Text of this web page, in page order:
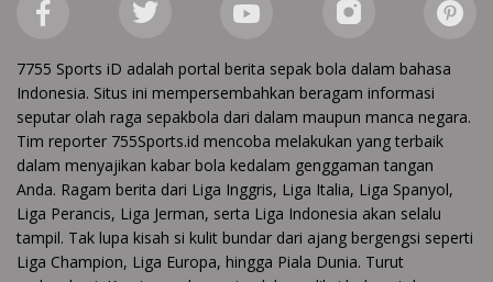
7755 Sports iD adalah portal berita sepak bola dalam bahasa
Indonesia. Situs ini mempersembahkan beragam informasi
seputar olah raga sepakbola dari dalam maupun manca negara.
Tim reporter 755Sports.id mencoba melakukan yang terbaik
dalam menyajikan kabar bola kedalam genggaman tangan
Anda. Ragam berita dari Liga Inggris, Liga Italia, Liga Spanyol,
Liga Perancis, Liga Jerman, serta Liga Indonesia akan selalu
tampil. Tak lupa kisah si kulit bundar dari ajang bergengsi seperti
Liga Champion, Liga Europa, hingga Piala Dunia. Turut